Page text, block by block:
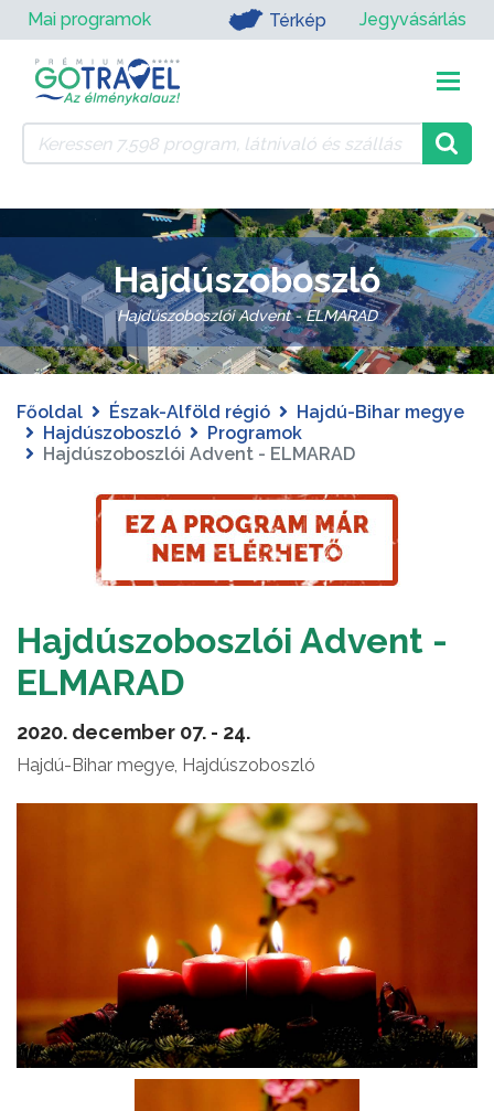
Mai programok Térkép Jegyvásárlás
Hajdúszoboszló
Hajdúszoboszlói Advent - ELMARAD
Főoldal Észak-Alföld régió
Hajdú-Bihar megye
Hajdúszoboszló
Programok
Hajdúszoboszlói Advent - ELMARAD
Hajdúszoboszlói Advent -
ELMARAD
2020. december 07. - 24.
Hajdú-Bihar megye, Hajdúszoboszló